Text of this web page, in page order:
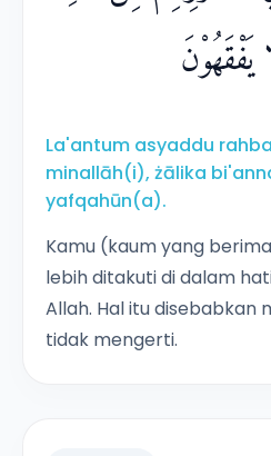
يَفْقَهُوْنَ
La'antum asyaddu
minallāh(i), żālika
yafqahūn(a).
Kamu (kaum yang
lebih ditakuti di dalam
Allah. Hal itu disebabkan
tidak mengerti.